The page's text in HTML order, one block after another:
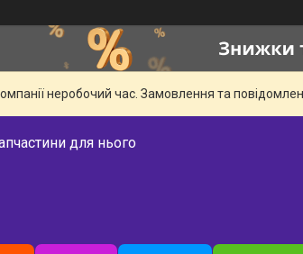
неробочий час. Замовлення та
для нього